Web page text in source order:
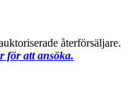
återförsäljare.
för att ansöka.